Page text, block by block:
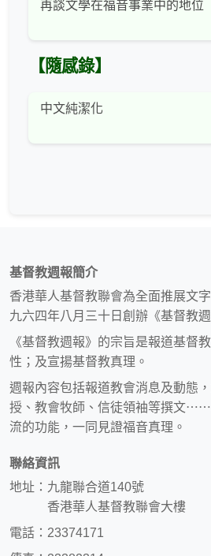
再談文學在福音事業中的地位
【隨感錄】
中文純潔化
基督教週報簡介
香港華人基督教聯會為全面推展文
九六四年八月三十日創辦《基督教週
《基督教週報》的宗旨是報道基督
性；及宣揚基督教真理。
週報內容包括報道教會消息及動態
授、教會牧師、信徒領袖等撰文
流的功能，一同見證福音真理。
聯絡資訊
地址：九龍聯合道140號
香港華人基督教聯會大樓
電話：23374171